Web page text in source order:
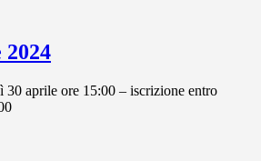
aprile ore 15:00 – iscrizione entro